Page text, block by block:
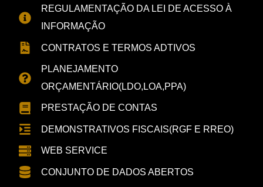
REGULAMENTAÇÃO DA LEI DE ACESSO À
INFORMAÇÃO
CONTRATOS E TERMOS ADTIVOS
PLANEJAMENTO
ORÇAMENTÁRIO(LDO,LOA,PPA)
PRESTAÇÃO DE CONTAS
DEMONSTRATIVOS FISCAIS(RGF E RREO)
WEB SERVICE
CONJUNTO DE DADOS ABERTOS